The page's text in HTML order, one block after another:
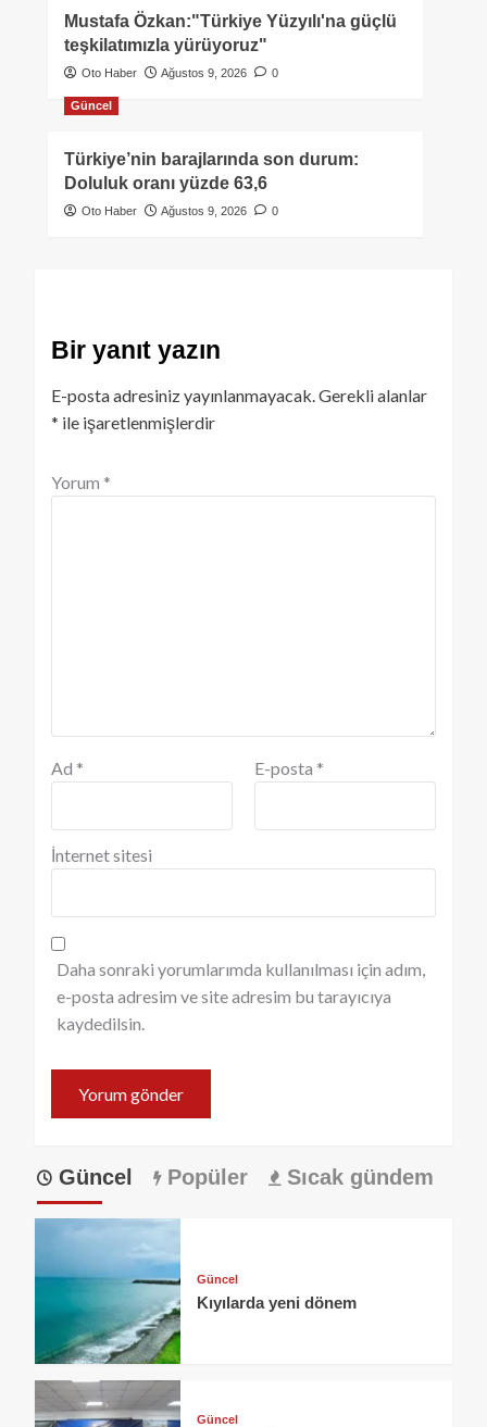
Mustafa Özkan:"Türkiye Yüzyılı'na güçlü
teşkilatımızla yürüyoruz"
Oto Haber Ağustos 9, 2026 0
Güncel
Türkiye’nin barajlarında son durum:
Doluluk oranı yüzde 63,6
Oto Haber Ağustos 9, 2026 0
Bir yanıt yazın
E-posta adresiniz yayınlanmayacak.Gerekli alanlar
* ile işaretlenmişlerdir
Yorum *
Ad * E-posta *
İnternet sitesi
Daha sonraki yorumlarımda kullanılması için adım,
e-posta adresim ve site adresim bu tarayıcıya
kaydedilsin.
Güncel Popüler Sıcak gündem
Güncel
Kıyılarda yeni dönem
Güncel